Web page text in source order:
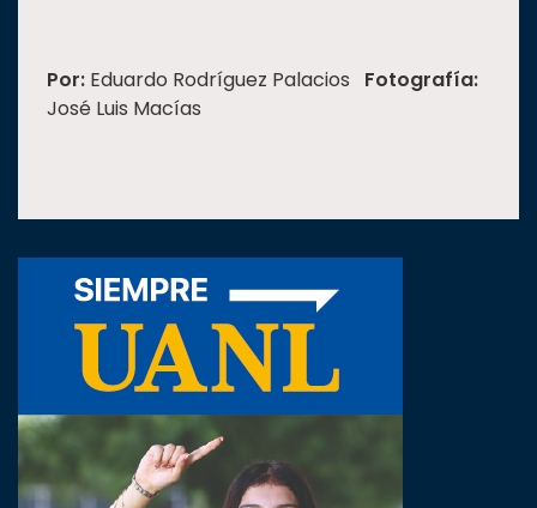
Por: Eduardo Rodríguez Palacios Fotografía:
José Luis Macías